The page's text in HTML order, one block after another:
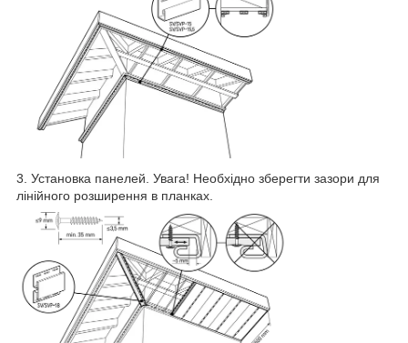
3. Установка панелей. Увага! Необхідно зберегти зазори для
лінійного розширення в планках.